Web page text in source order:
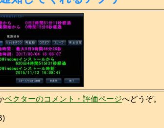
ベクターのコメント・評価ページへどうぞ。